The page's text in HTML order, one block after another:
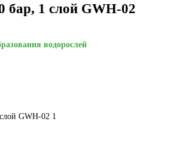
1 слой GWH-02
водорослей